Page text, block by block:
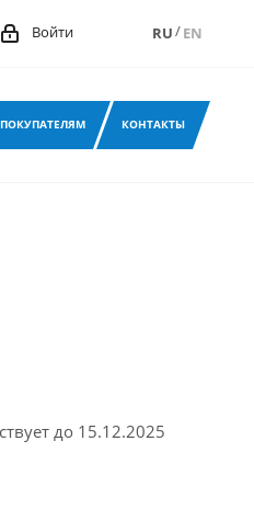
Войти RU/EN
ПОКУПАТЕЛЯМ КОНТАКТЫ